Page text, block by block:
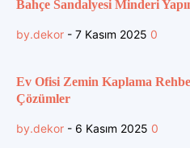
Bahçe Sandalyesi Minderi
by.dekor - 7 Kasım 2025 0
Ev Ofisi Zemin Kaplama
Çözümler
by.dekor - 6 Kasım 2025 0